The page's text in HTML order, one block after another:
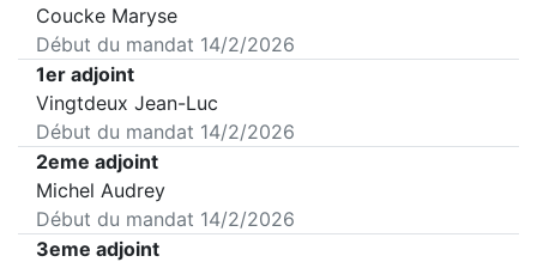
Coucke Maryse
Début du mandat 14/2/2026
1er adjoint
Vingtdeux Jean-Luc
Début du mandat 14/2/2026
2eme adjoint
Michel Audrey
Début du mandat 14/2/2026
3eme adjoint